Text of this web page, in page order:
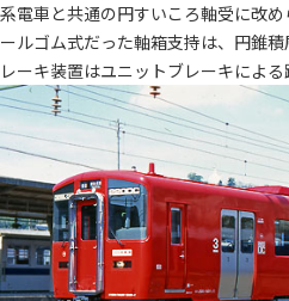
系電車と共通の円すいころ軸受に改
ールゴム式だった軸箱支持は、円錐
レーキ装置はユニットブレーキによる